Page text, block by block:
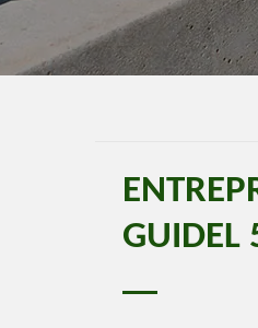
GUIDEL